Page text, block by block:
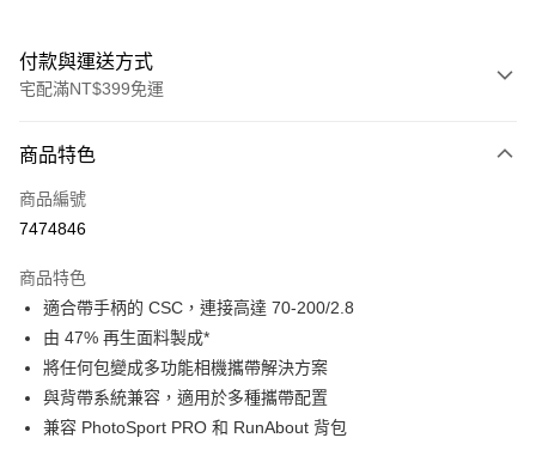
付款與運送方式
宅配滿NT$399免運
信用卡一次付款
信用卡分期付款
合作金庫商業銀行
華南商業銀行
彰化商業銀行
上海商業儲蓄銀行
國泰世華商業銀行
兆豐國際商業銀行
臺灣中小企業銀行
台中商業銀行
匯豐（台灣）商業銀行
華泰商業銀行
聯邦商業銀行
遠東國際商業銀行
6 期 0 利率 每期
華南商業銀行
上海商業儲蓄銀行
台北富邦商業銀行
國泰世華商業銀行
兆豐國際商業銀行
臺灣中小企業銀行
台中商業銀行
12 期 0 利率 每期 NT$132
合作金庫商業銀行
第一商業銀行
上海商業儲蓄銀行
台北富邦商業銀行
國泰世華商業銀行
兆豐國際商業銀行
LINE Pay
Apple Pay
商品特色
商品編號
7474846
商品特色
適合帶手柄的 CSC，連接高達 70-200/2.8
由 47% 再生面料製成*
將任何包變成多功能相機攜帶解決方案
與背帶系統兼容，適用於多種攜帶配置
兼容 PhotoSport PRO 和 RunAbout 背包